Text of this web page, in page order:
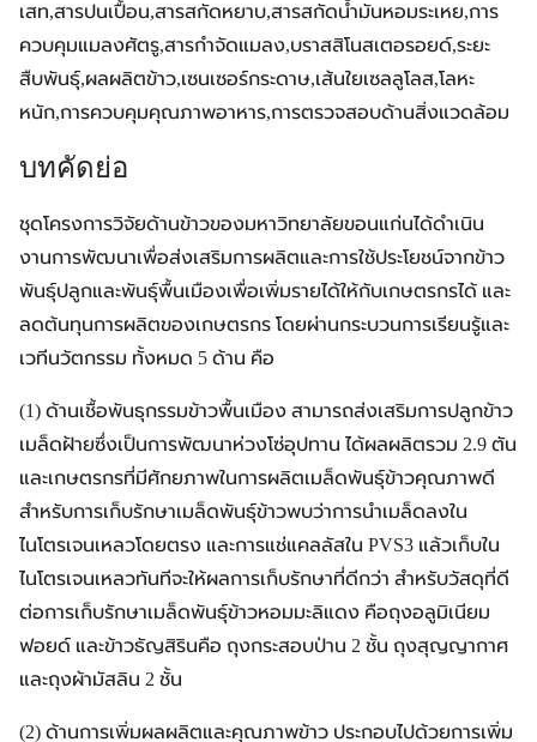
เสท,สารปนเปื้อน,สารสกัดหยาบ,สารสกัดน้ำมันหอมระเหย,การ
ควบคุมแมลงศัตรู,สารกำจัดแมลง,บราสสิโนสเตอรอยด์,ระยะ
สืบพันธุ์,ผลผลิตข้าว,เซนเซอร์กระดาษ,เส้นใยเซลลูโลส,โลหะ
หนัก,การควบคุมคุณภาพอาหาร,การตรวจสอบด้านสิ่งแวดล้อม
บทคัดย่อ
ชุดโครงการวิจัยด้านข้าวของมหาวิทยาลัยขอนแก่นได้ดำเนิน
งานการพัฒนาเพื่อส่งเสริมการผลิตและการใช้ประโยชน์จากข้าว
พันธุ์ปลูกและพันธุ์พื้นเมืองเพื่อเพิ่มรายได้ให้กับเกษตรกรได้ และ
ลดต้นทุนการผลิตของเกษตรกร โดยผ่านกระบวนการเรียนรู้และ
เวทีนวัตกรรม ทั้งหมด 5 ด้าน คือ
(1) ด้านเชื้อพันธุกรรมข้าวพื้นเมือง สามารถส่งเสริมการปลูกข้าว
เมล็ดฝ้ายซึ่งเป็นการพัฒนาห่วงโซ่อุปทาน ได้ผลผลิตรวม 2.9 ตัน
และเกษตรกรที่มีศักยภาพในการผลิตเมล็ดพันธุ์ข้าวคุณภาพดี
สำหรับการเก็บรักษาเมล็ดพันธุ์ข้าวพบว่าการนำเมล็ดลงใน
ไนโตรเจนเหลวโดยตรง และการแช่แคลลัสใน PVS3 แล้วเก็บใน
ไนโตรเจนเหลวทันทีจะให้ผลการเก็บรักษาที่ดีกว่า สำหรับวัสดุที่ดี
ต่อการเก็บรักษาเมล็ดพันธุ์ข้าวหอมมะลิแดง คือถุงอลูมิเนียม
ฟอยด์ และข้าวธัญสิรินคือ ถุงกระสอบป่าน 2 ชั้น ถุงสุญญากาศ
และถุงผ้ามัสลิน 2 ชั้น
(2) ด้านการเพิ่มผลผลิตและคุณภาพข้าว ประกอบไปด้วยการเพิ่ม